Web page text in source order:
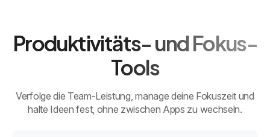
Produktivitäts- und Fokus-
Tools
Verfolge die Team-Leistung, manage deine Fokuszeit und
halte Ideen fest, ohne zwischen Apps zu wechseln.